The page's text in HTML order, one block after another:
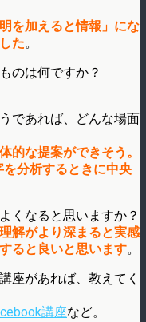
を加えると情報」にな
た。
のは何ですか？
であれば、どんな場面
的な提案ができそう。
分析するときに中央
くなると思いますか？
解がより深まると実感
ると良いと思います。
座があれば、教えてく
講座など。